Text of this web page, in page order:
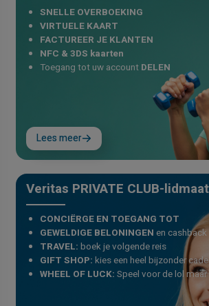
SNELLE OVERBOEKING
VIRTUELE KAART
FACTUREER JE KLANTEN
NFC & 3DS kaarten
Toegang tot uw account DELEN
Lees meer
Veritas PRIVATE CLUB-
CONCIËRGE EN TOEGANG TOT
GEWELDIGE BELONINGEN en cashback
TRAVEL: boek je volgende reis
GIFT SHOP: kies een heel bijzonder
WHEEL OF LUCK: Speel voor de lol maar